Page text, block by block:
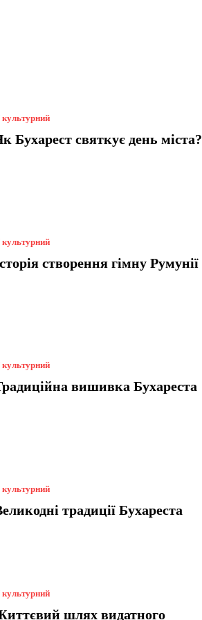
Бухарест святкує день міста?
культурний
створення гімну Румунії
вишивка Бухареста
культурний
традиції Бухареста
культурний
шлях видатного